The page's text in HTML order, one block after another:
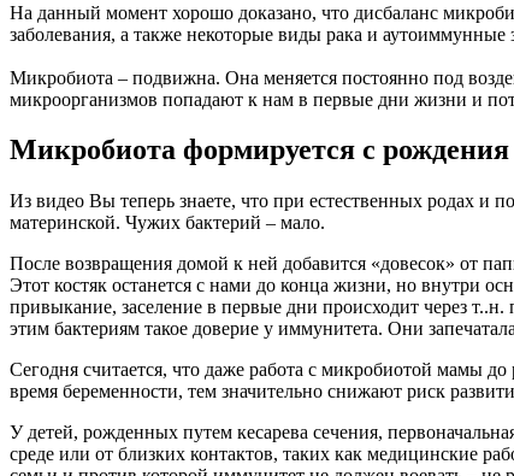
На данный момент хорошо доказано, что дисбаланс
заболевания, а также некоторые виды рака и аутоиммунные
Микробиота – подвижна. Она меняется постоянно под
микроорганизмов попадают к нам в первые дни жизни и
Микробиота формируется с рождения
Из видео Вы теперь знаете, что при естественных родах и
материнской. Чужих бактерий – мало.
После возвращения домой к ней добавится «довесок» от
Этот костяк останется с нами до конца жизни, но внутри
привыкание, заселение в первые дни происходит через
этим бактериям такое доверие у иммунитета. Они
Сегодня считается, что даже работа с микробиотой мамы
время беременности, тем значительно снижают риск
У детей, рожденных путем кесарева сечения,
среде или от близких контактов, таких как медицинские